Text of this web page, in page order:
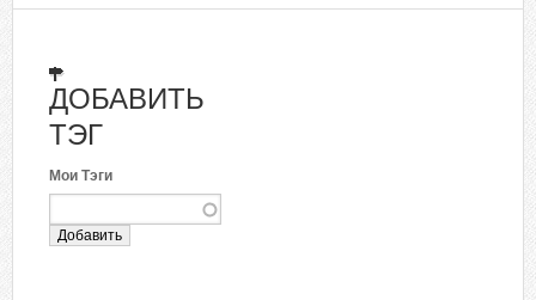
ДОБАВИТЬ
ТЭГ
Мои Тэги